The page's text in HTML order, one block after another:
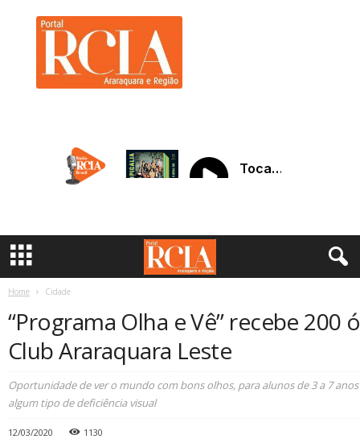
a
Home Cidade
“Programa Olha e Vê” recebe 200
Club Araraquara Leste
Oportunidade de ver o mundo com bons olhos, para alunos de 3 a 7
algum tipo de deficiência visual
12/03/2020 1130